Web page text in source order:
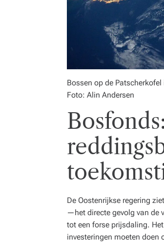
Bossen op de
Foto: Alin Andersen
De Oostenrijkse regering
—het directe gevolg van de
tot een forse prijsdaling.
investeringen moeten doen